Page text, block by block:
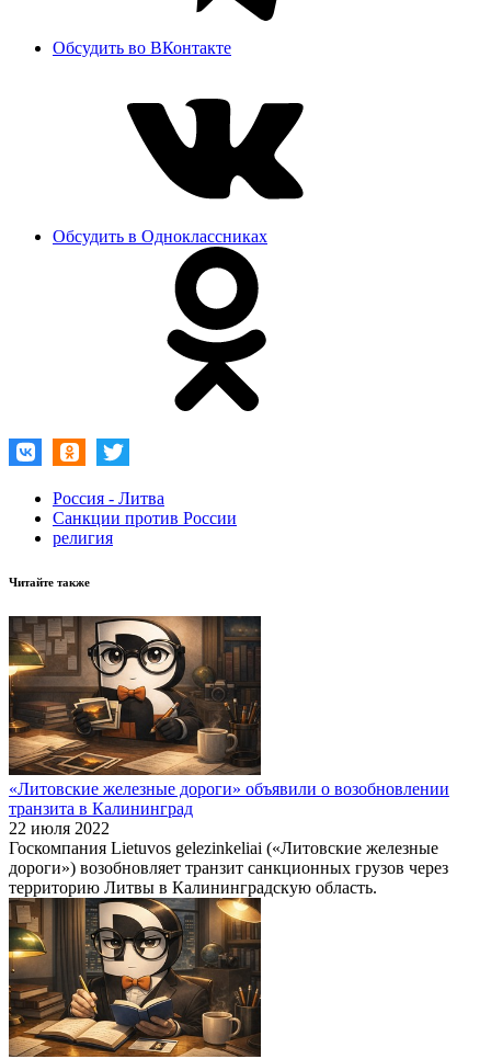
Обсудить во ВКонтакте
Обсудить в Одноклассниках
Россия - Литва
Санкции против России
религия
Читайте также
«Литовские железные дороги» объявили о возобновлении
транзита в Калининград
22 июля 2022
Госкомпания Lietuvos gelezinkeliai («Литовские железные
дороги») возобновляет транзит санкционных грузов через
территорию Литвы в Калининградскую область.